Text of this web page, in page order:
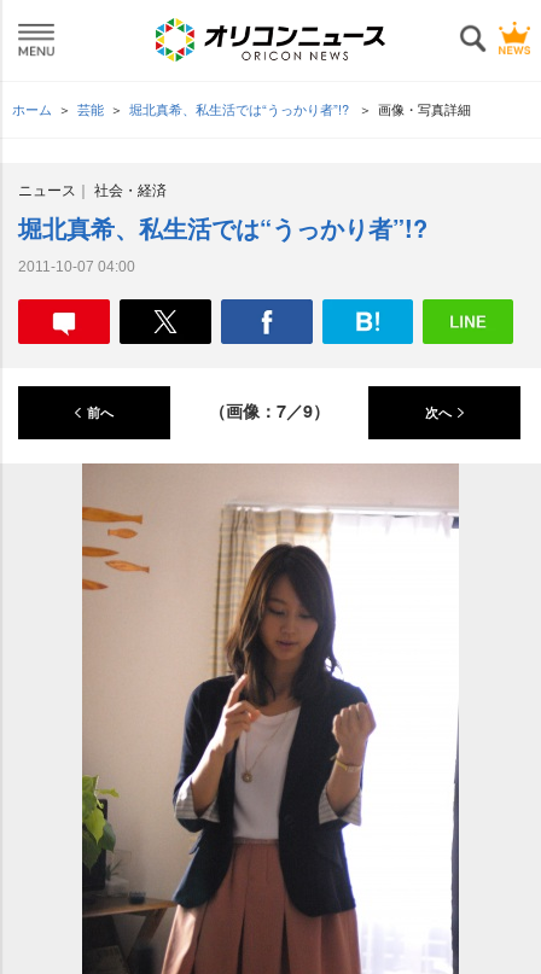
ホーム 芸能 堀北真希、私生活では“うっかり者”!? 画像・写真詳細
ニュース 社会・経済
堀北真希、私生活では“うっかり者”!?
2011-10-07 04:00
前へ （画像：7／9） 次へ